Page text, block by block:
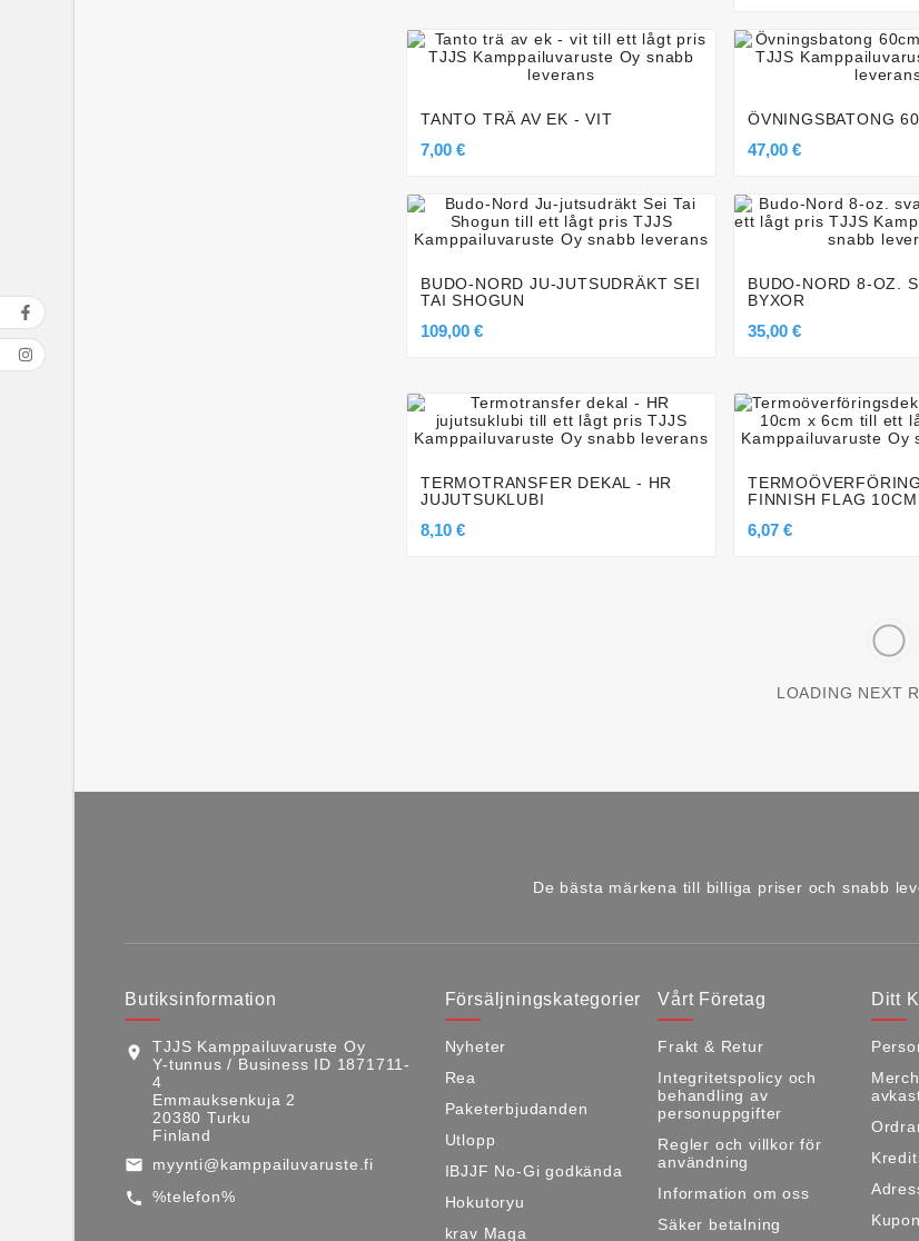
   
TANTO TRÄ AV EK - VIT
7,00 €
 
ÖVNINGSBATONG
47,00 €
   
BUDO-NORD JU-JUTSUDRÄKT SEI
TAI SHOGUN
109,00 €
 
BUDO-NORD 8-OZ.
BYXOR
35,00 €
   
TERMOTRANSFER DEKAL - HR
JUJUTSUKLUBI
8,10 €
 
FINNISH FLAG
6,07 €
LOADING NEXT
De bästa märkena till billiga priser och snabb
Butiksinformation
location_on
TJJS Kamppailuvaruste Oy
Y-tunnus / Business ID 1871711-
4
Emmauksenkuja 2
20380 Turku
Finland
email myynti@kamppailuvaruste.fi
call %telefon%
Försäljningskategorier
Nyheter
Rea
Paketerbjudanden
Utlopp
IBJJF No-Gi godkända
Hokutoryu
krav Maga
Vårt Företag
Frakt & Retur
Integritetspolicy och
behandling av
personuppgifter
Regler och villkor för
användning
Information om oss
Säker betalning
Ditt